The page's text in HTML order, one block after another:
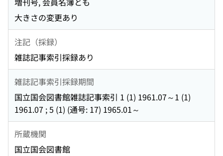
大きさの変更あり
注記（採録）
雑誌記事索引採録あり
雑誌記事索引採録期間
国立国会図書館雑誌記事索引 1 (1) 1961.07～1 (1)
1961.07 ; 5 (1) (通号: 17) 1965.01～
所蔵機関
国立国会図書館